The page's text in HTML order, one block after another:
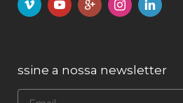
ssine a nossa newsletter